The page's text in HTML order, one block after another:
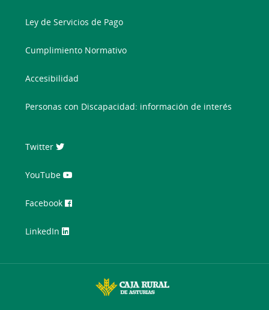
Ley de Servicios de Pago
Cumplimiento Normativo
Accesibilidad
Personas con Discapacidad: información de interés
Twitter
YouTube
Facebook
LinkedIn